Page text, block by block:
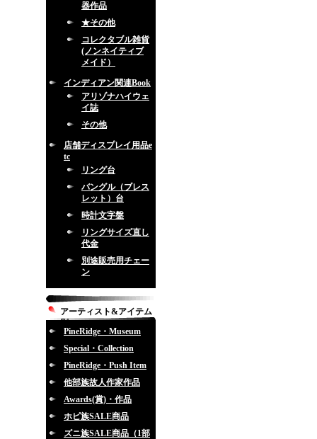
器作品
★その他
コレクタブル雑貨
(ノンネイティブ
メイド）
インディアン関連Book
アリゾナハイウェ
イ誌
その他
店舗ディスプレイ用品e
tc
リング台
バングル（ブレス
レット）台
時計文字盤
リングサイズ直し
代金
別途販売用チェー
ン
アーティスト&アイテム
別
PineRidge・Museum
Special・Collection
PineRidge・Push Item
他部族故人作家作品
Awards(賞)・作品
ホピ族SALE商品
ズニ族SALE商品（1部